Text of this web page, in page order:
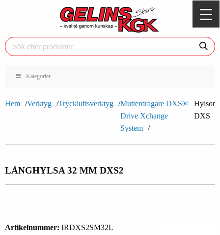
Kategorier
Hem Verktyg Tryckluftsverktyg
Mutterdragare DXS®
Drive Xchange
System
Hylsor
DXS
LÅNGHYLSA 32 MM DXS2
Artikelnummer: IRDXS2SM32L